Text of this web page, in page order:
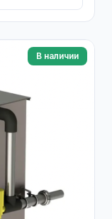
В наличии